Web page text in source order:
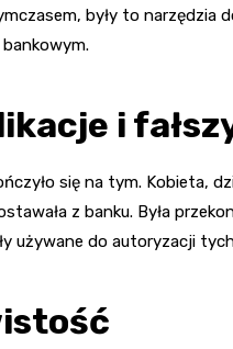
były to narzędzia
i
się na tym. Kobieta,
z banku. Była
używane do autoryzacji